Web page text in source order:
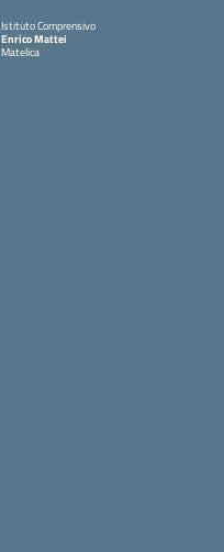
Istituto Comprensivo
Enrico Mattei
Matelica